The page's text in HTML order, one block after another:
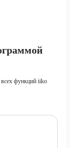
всех функций iiko